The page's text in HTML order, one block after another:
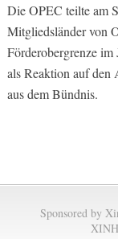
Die OPEC teilte am
Mitgliedsländer von
Förderobergrenze
als Reaktion auf den
aus dem Bündnis.
Sponsored by